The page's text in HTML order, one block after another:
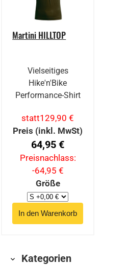
Martini HILLTOP
Vielseitiges
Hike'n'Bike
Performance-Shirt
statt129,90 €
Preis (inkl. MwSt)
64,95 €
Preisnachlass:
-64,95 €
Größe
Kategorien